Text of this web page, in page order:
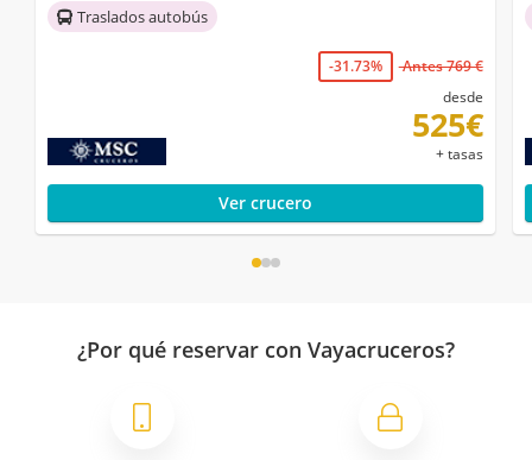
Traslados autobús
-31.73%
Antes 769 €
desde
525€
+ tasas
Ver crucero
¿Por qué reservar con Vayacruceros?